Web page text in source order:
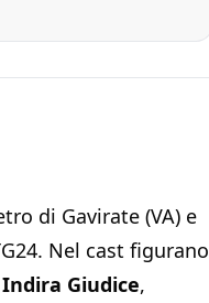
di Gavirate (VA) e
Nel cast figurano
Indira Giudice,